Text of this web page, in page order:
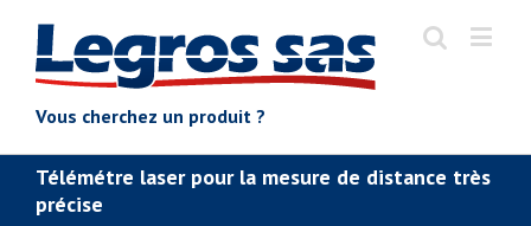
Vous cherchez un produit ?
Télémétre laser pour la mesure de distance très
précise